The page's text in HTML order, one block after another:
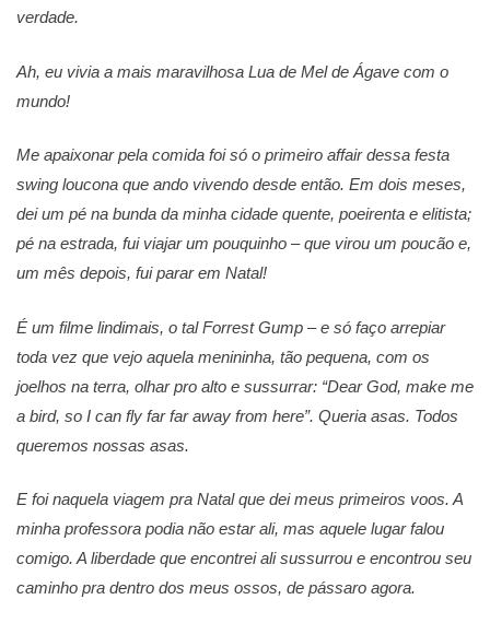
verdade.
Ah, eu vivia a mais maravilhosa Lua de Mel de Ágave com o
mundo!
Me apaixonar pela comida foi só o primeiro affair dessa festa
swing loucona que ando vivendo desde então. Em dois meses,
dei um pé na bunda da minha cidade quente, poeirenta e elitista;
pé na estrada, fui viajar um pouquinho – que virou um poucão e,
um mês depois, fui parar em Natal!
É um filme lindimais, o tal Forrest Gump – e só faço arrepiar
toda vez que vejo aquela menininha, tão pequena, com os
joelhos na terra, olhar pro alto e sussurrar: “Dear God, make me
a bird, so I can fly far far away from here”. Queria asas. Todos
queremos nossas asas.
E foi naquela viagem pra Natal que dei meus primeiros voos. A
minha professora podia não estar ali, mas aquele lugar falou
comigo. A liberdade que encontrei ali sussurrou e encontrou seu
caminho pra dentro dos meus ossos, de pássaro agora.